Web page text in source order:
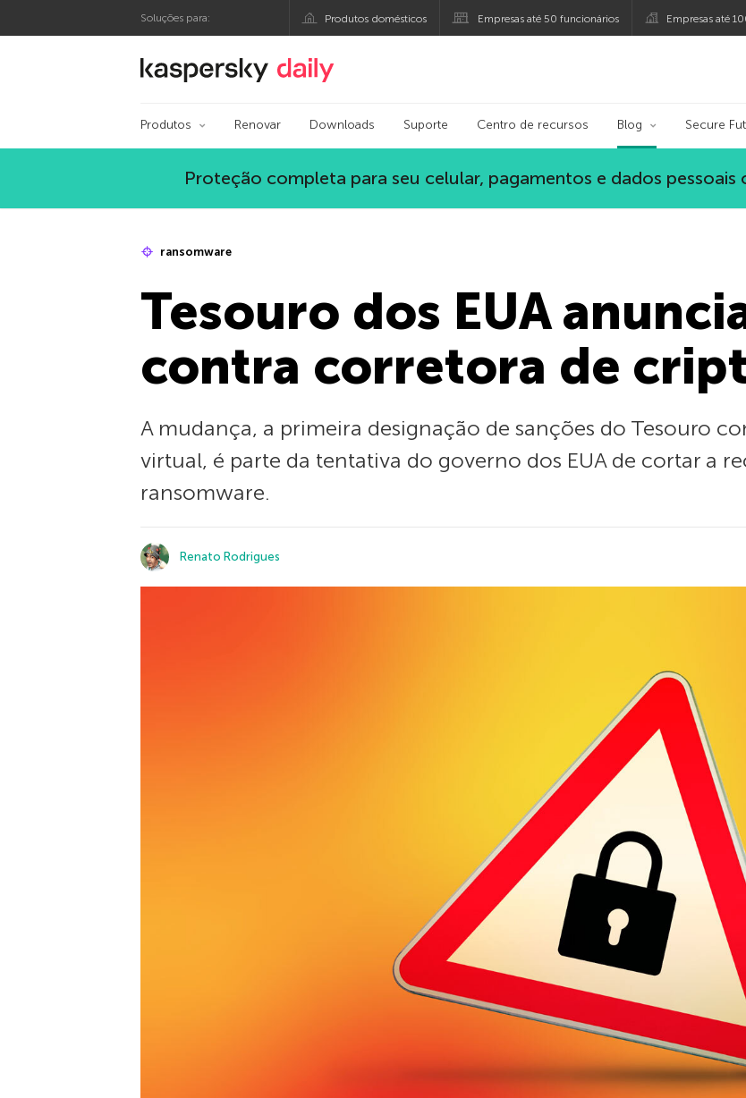
Soluções para: Produtos domésticos Empresas até 50 funcionários Empresas até
Blog oficial da Kaspersky
Produtos Renovar Downloads Suporte Centro de recursos Blog Secure
Proteção completa para seu celular, pagamentos e dados pessoais
ransomware
Tesouro dos EUA
contra corretora de
A mudança, a primeira designação de sanções do Tesouro
virtual, é parte da tentativa do governo dos EUA de cortar a
ransomware.
Renato Rodrigues